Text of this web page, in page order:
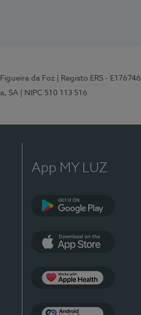
da Foz | Registo ERS - E176746
SA
| NIPC 510 113 516
App MY LUZ